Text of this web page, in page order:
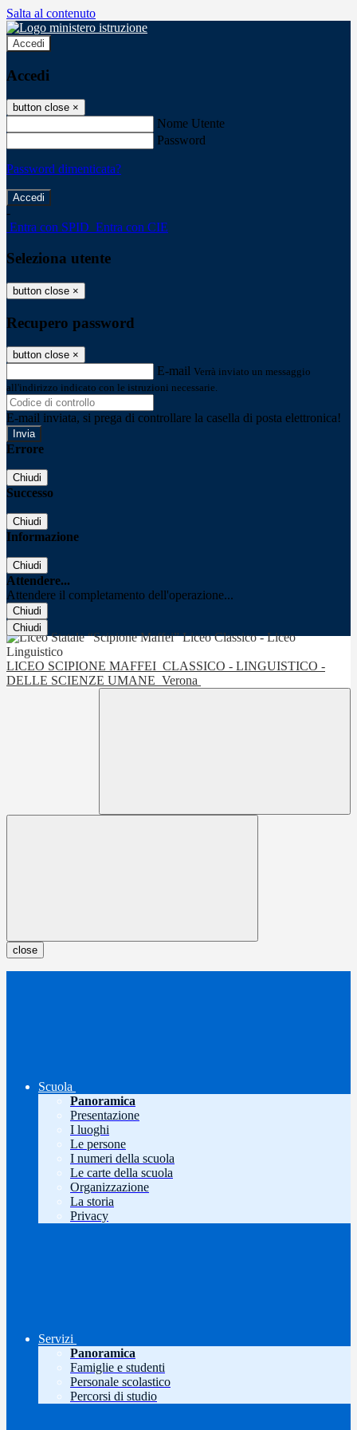
Salta al contenuto
Accedi
Accedi
button close ×
Nome Utente
Password
Password dimenticata?
-
Entra con SPID Entra con CIE
Seleziona utente
button close ×
Recupero password
button close ×
E-mail Verrà inviato un messaggio
all'indirizzo indicato con le istruzioni necessarie.
E-mail inviata, si prega di controllare la casella di posta elettronica!
Errore
Chiudi
Successo
Chiudi
Informazione
Chiudi
Attendere...
Attendere il completamento dell'operazione...
Chiudi
Chiudi
LICEO SCIPIONE MAFFEI CLASSICO - LINGUISTICO -
DELLE SCIENZE UMANE Verona
close
Scuola
Panoramica
Presentazione
I luoghi
Le persone
I numeri della scuola
Le carte della scuola
Organizzazione
La storia
Privacy
Servizi
Panoramica
Famiglie e studenti
Personale scolastico
Percorsi di studio